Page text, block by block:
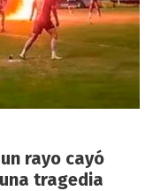
rayo cayó
tragedia